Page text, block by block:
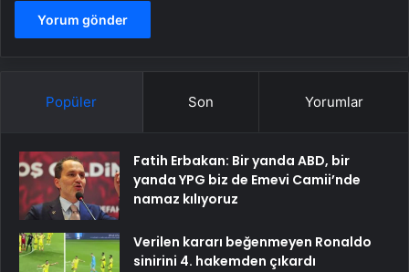
Popüler Son Yorumlar
Fatih Erbakan: Bir yanda ABD, bir
yanda YPG biz de Emevi Camii’nde
namaz kılıyoruz
Verilen kararı beğenmeyen Ronaldo
sinirini 4. hakemden çıkardı